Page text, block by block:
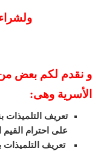
و نقدم لكم بعض من
الأسرية وهى:
تعريف التلميذات
على احترام القيم
تعريف التلميذات